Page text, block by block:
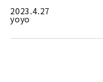
2023.4.27
yoyo